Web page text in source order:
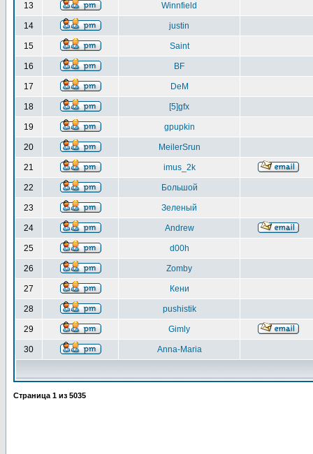
13 Winnfield
14 justin
15 Saint
16 BF
17 DeM
18 [5]gfx
19 gpupkin
20 MeilerSrun
21 imus_2k
22 Большой
23 Зеленый
24 Andrew
25 d00h
26 Zomby
27 Кени
28 pushistik
29 Gimly
30 Anna-Maria
Страница 1 из 5035